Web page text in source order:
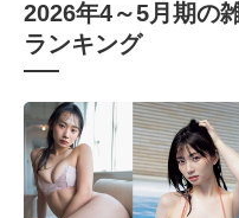
2026年4～5月期の
ランキング